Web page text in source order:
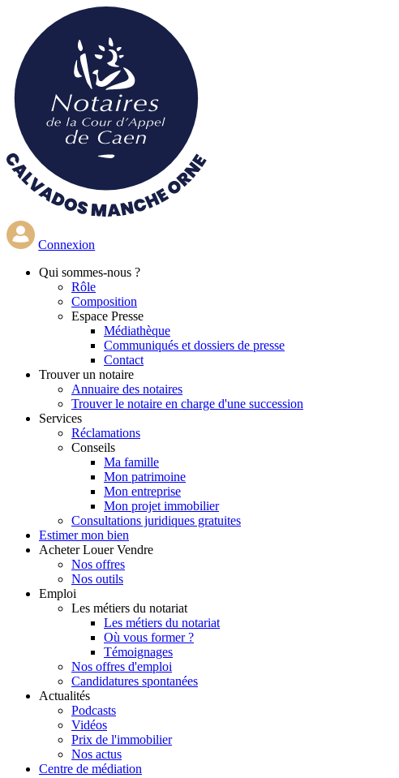
contenu
principal
Connexion
Qui sommes-nous ?
Rôle
Composition
Espace Presse
Médiathèque
Communiqués et dossiers de presse
Contact
Trouver un notaire
Annuaire des notaires
Trouver le notaire en charge d'une succession
Services
Réclamations
Conseils
Ma famille
Mon patrimoine
Mon entreprise
Mon projet immobilier
Consultations juridiques gratuites
Estimer mon bien
Acheter Louer Vendre
Nos offres
Nos outils
Emploi
Les métiers du notariat
Les métiers du notariat
Où vous former ?
Témoignages
Nos offres d'emploi
Candidatures spontanées
Actualités
Podcasts
Vidéos
Prix de l'immobilier
Nos actus
Centre de médiation